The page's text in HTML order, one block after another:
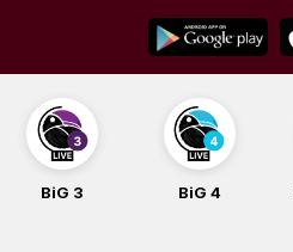
content
BiG 3 BiG 4